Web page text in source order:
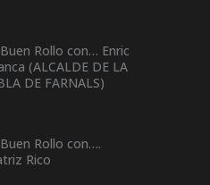
Rollo con… Enric
(ALCALDE DE LA
DE FARNALS)
Rollo con….
Rico